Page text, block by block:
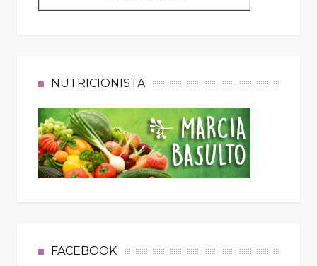
NUTRICIONISTA
FACEBOOK